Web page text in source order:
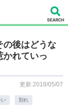
の後はどうな
かれていっ
更新:2018/05/07
い 別れ